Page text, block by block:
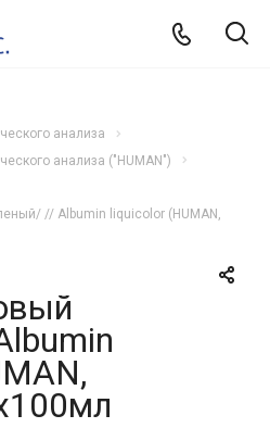
анализа
анализа ("HUMAN")
// Albumin liquicolor (HUMAN,